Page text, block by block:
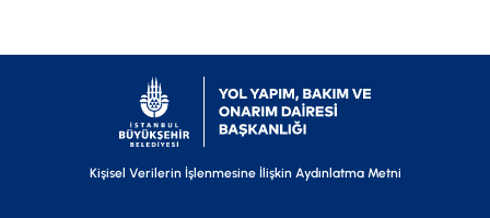
Kişisel Verilerin İşlenmesine İlişkin Aydınlatma Metni